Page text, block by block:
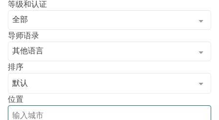
等级和认证
全部
导师语录
其他语言
排序
默认
位置